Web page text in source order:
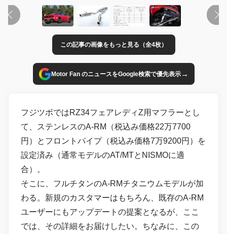
この記事の画像をもっと見る（全4枚）
Motor Fan のニュースをGoogle検索で優先表示→
フジツボではRZ34フェアレディZ用マフラーとし
て、ステンレスのA-RM（税込み価格22万7700
円）とフロントパイプ（税込み価格7万9200円）を
設定済み（通常モデルのAT/MTとNISMOに適
合）。
そこに、フルチタンのA-RMチタニウムモデルが加
わる。新規のカスタマーはもちろん、既存のA-RM
ユーザーにもアップデートの提案となるが、ここ
では、その詳細をお届けしたい。ちなみに、この